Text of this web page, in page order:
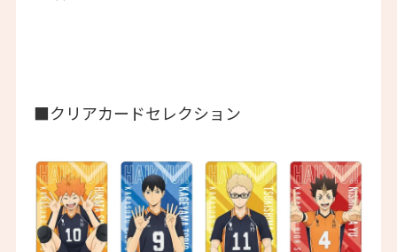
■クリアカードセレクション